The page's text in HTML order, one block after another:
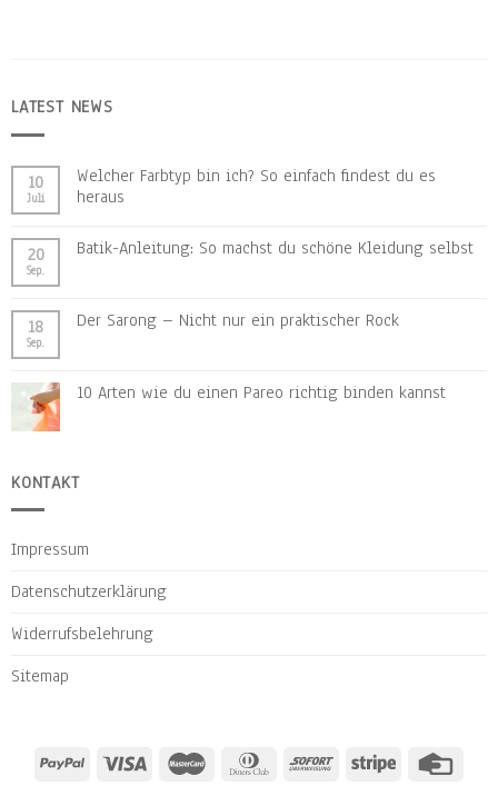
LATEST NEWS
10
Juli
Welcher Farbtyp bin ich? So einfach findest du es
heraus
20
Sep.
Batik-Anleitung: So machst du schöne Kleidung selbst
18
Sep.
Der Sarong – Nicht nur ein praktischer Rock
10 Arten wie du einen Pareo richtig binden kannst
KONTAKT
Impressum
Datenschutzerklärung
Widerrufsbelehrung
Sitemap